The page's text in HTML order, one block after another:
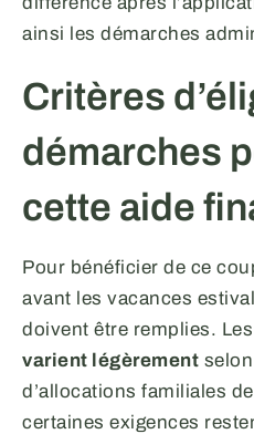
ainsi les démarches
Critères
démarches
cette aide
Pour bénéficier de ce
avant les vacances
doivent être remplies. Les
varient légèrement
d’allocations familiales
certaines exigences